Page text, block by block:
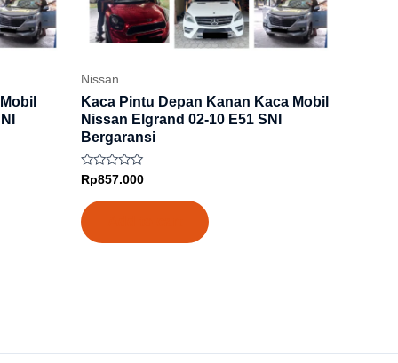
Nissan
Kaca Pintu Depan Kanan Kaca Mobil
Nissan Elgrand 02-10 E51 SNI
Bergaransi
Rated
out
of
5
Rp857.000